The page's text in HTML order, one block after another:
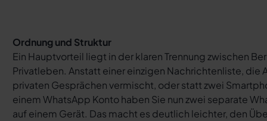
Ordnung und Struktur
Ein Hauptvorteil liegt in der klaren Trennung zwischen
Privatleben. Anstatt einer einzigen Nachrichtenliste, die
privaten Gesprächen vermischt, oder statt zwei
einem WhatsApp Konto haben Sie nun zwei separate
auf einem Gerät. Das macht es deutlich leichter, den